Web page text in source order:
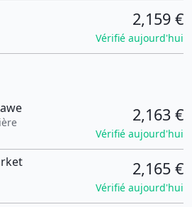
2,159 €
Vérifié aujourd'hui
2,163 €
Vérifié aujourd'hui
2,165 €
Vérifié aujourd'hui